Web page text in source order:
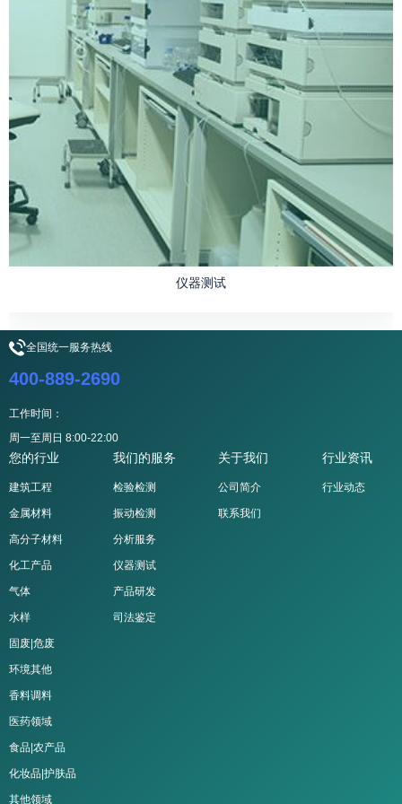
仪器测试
全国统一服务热线
400-889-2690
工作时间：
周一至周日 8:00-22:00
您的行业
建筑工程
金属材料
高分子材料
化工产品
气体
水样
固废|危废
环境其他
香料调料
医药领域
食品|农产品
化妆品|护肤品
其他领域
我们的服务
检验检测
振动检测
分析服务
仪器测试
产品研发
司法鉴定
关于我们
公司简介
联系我们
行业资讯
行业动态